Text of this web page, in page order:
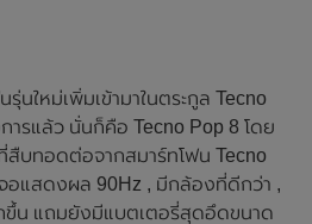
นใหม่เพิ่มเข้ามาในตระกูล Tecno
ารแล้ว นั่นก็คือ Tecno Pop 8 โดย
สืบทอดต่อจากสมาร์ทโฟน Tecno
อแสดงผล 90Hz , มีกล้องที่ดีกว่า ,
ขึ้น แถมยังมีแบตเตอรี่สุดอึดขนาด